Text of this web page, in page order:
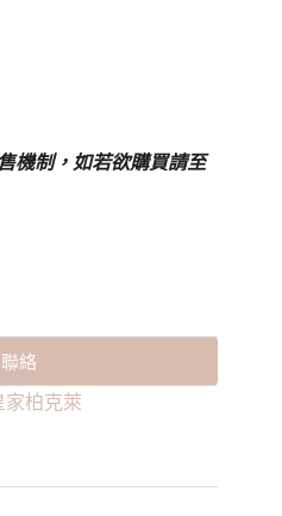
機制， 如若欲購買請至
絡
家柏克萊